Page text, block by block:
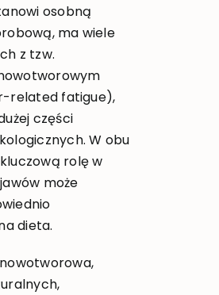
osobną
ma wiele
z tzw.
related fatigue),
części
W obu
rolę w
może
dieta.